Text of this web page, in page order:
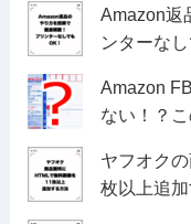
Amazon返
ンターなし
Amazon
ない！？
ヤフオク
枚以上追